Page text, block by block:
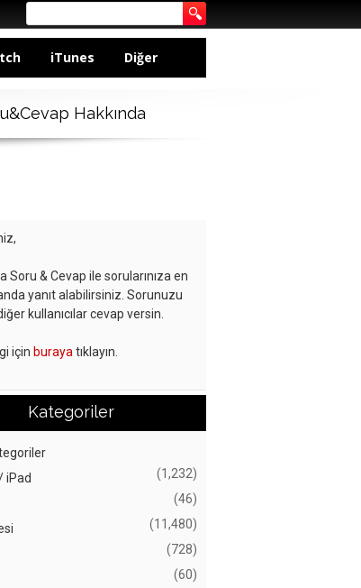
iTunes Diğer
Hakkında
Soru & Cevap ile sorularınıza en
yanıt alabilirsiniz. Sorunuzu
kullanıcılar cevap versin.
için buraya tıklayın.
Kategoriler
iPad
(1,232)
(46)
(11,480)
(728)
(60)